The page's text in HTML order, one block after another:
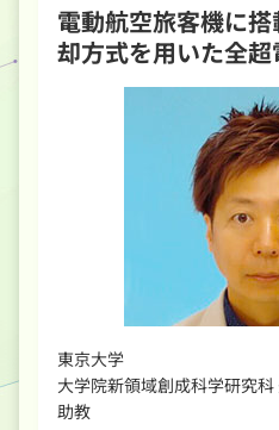
電動航空旅客機に
却方式を用いた全
東京大学
大学院新領域創成科学研究
助教